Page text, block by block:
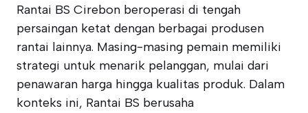
Rantai BS Cirebon beroperasi di tengah
persaingan ketat dengan berbagai produsen
rantai lainnya. Masing-masing pemain memiliki
strategi untuk menarik pelanggan, mulai dari
penawaran harga hingga kualitas produk. Dalam
konteks ini, Rantai BS berusaha